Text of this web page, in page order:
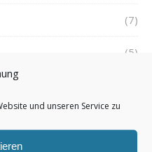
und unseren Service zu
(7)
(5)